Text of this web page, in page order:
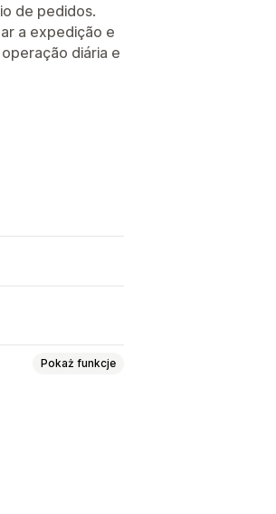
de pedidos.
a expedição e
diária e
Pokaż funkcje